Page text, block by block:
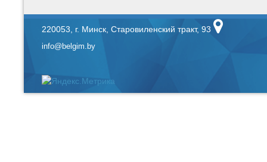
220053, г. Минск, Старовиленский тракт, 93
info@belgim.by